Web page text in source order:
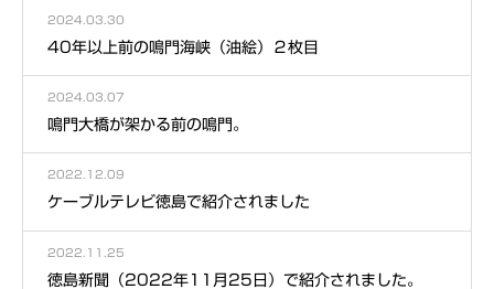
2024.03.30
40年以上前の鳴門海峡（油絵）２枚目
2024.03.07
鳴門大橋が架かる前の鳴門。
2022.12.09
ケーブルテレビ徳島で紹介されました
2022.11.25
徳島新聞（2022年11月25日）で紹介されました。